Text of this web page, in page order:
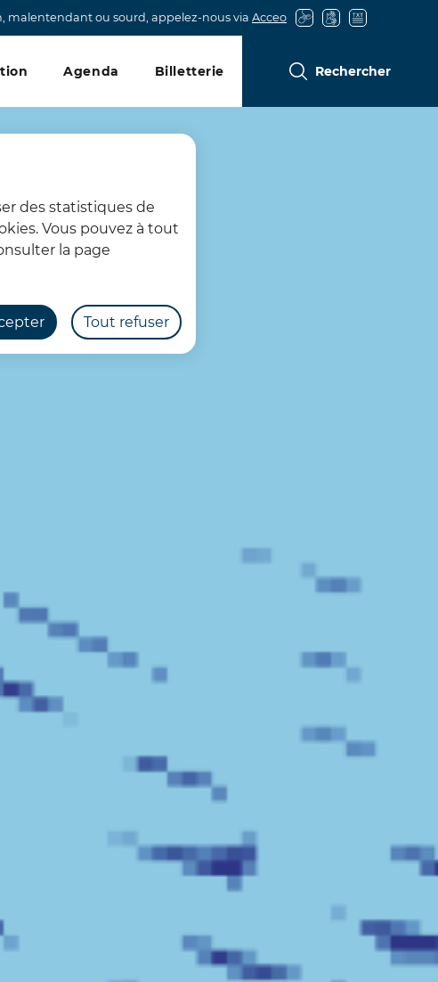
des statistiques de
Vous pouvez à tout
la page
Tout refuser
malentendant ou sourd, appelez-nous via Acceo
Agenda Billetterie Rechercher